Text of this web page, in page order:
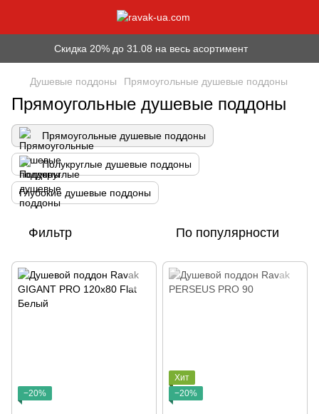
Скидка 20% до 31.08 на весь асортимент
Душевые поддоны Прямоугольные душевые поддоны
Прямоугольные душевые поддоны
Прямоугольные душевые поддоны
Полукруглые душевые поддоны
Глубокие душевые поддоны
Фильтр По популярности
−20%
Хит
−20%